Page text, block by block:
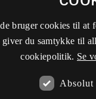
bruger cookies til at
giver du samtykke til
cookiepolitik. Se
Absolut